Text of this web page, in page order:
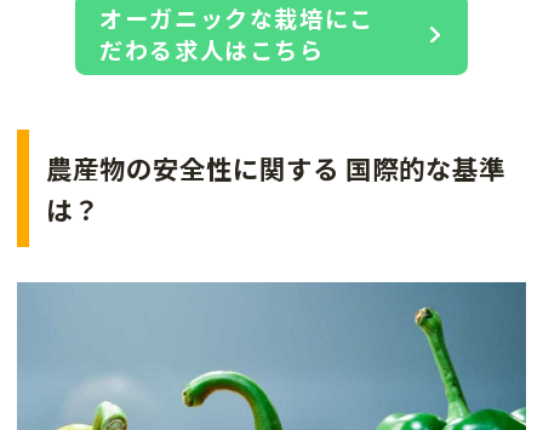
オーガニックな栽培にこ
だわる求人はこちら
農産物の安全性に関する 国際的な基準
は？